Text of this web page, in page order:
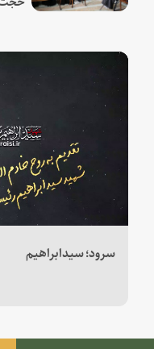
سرود؛ سیدابراهیم